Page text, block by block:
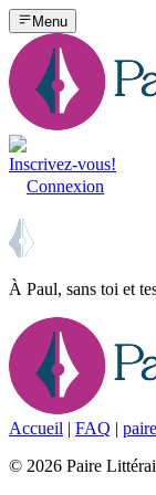
Menu
Inscrivez-vous!
Connexion
À Paul, sans toi et
Accueil | FAQ |
© 2026 Paire